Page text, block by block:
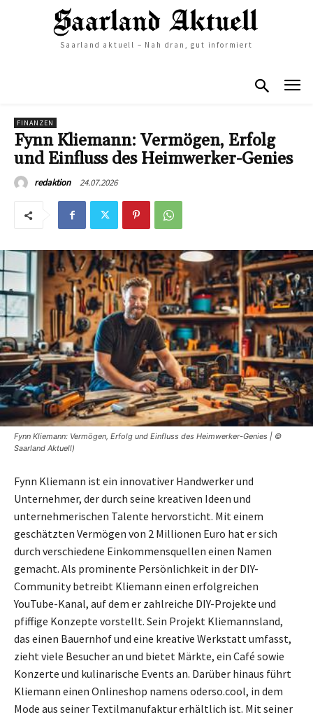
Saarland aktuell – Nah dran, gut informiert
FINANZEN
Fynn Kliemann: Vermögen, Erfolg
und Einfluss des Heimwerker-Genies
redaktion 24.07.2026
Fynn Kliemann: Vermögen, Erfolg und Einfluss des Heimwerker-Genies | ©
Saarland Aktuell)
Fynn Kliemann ist ein innovativer Handwerker und
Unternehmer, der durch seine kreativen Ideen und
unternehmerischen Talente hervorsticht. Mit einem
geschätzten Vermögen von 2 Millionen Euro hat er sich
durch verschiedene Einkommensquellen einen Namen
gemacht. Als prominente Persönlichkeit in der DIY-
Community betreibt Kliemann einen erfolgreichen
YouTube-Kanal, auf dem er zahlreiche DIY-Projekte und
pfiffige Konzepte vorstellt. Sein Projekt Kliemannsland,
das einen Bauernhof und eine kreative Werkstatt umfasst,
zieht viele Besucher an und bietet Märkte, ein Café sowie
Konzerte und kulinarische Events an. Darüber hinaus führt
Kliemann einen Onlineshop namens oderso.cool, in dem
Mode aus seiner Textilmanufaktur erhältlich ist. Mit seiner